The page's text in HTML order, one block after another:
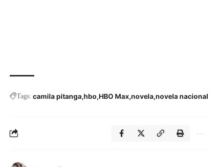
Tags: camila pitanga hbo HBO Max novela novela nacional